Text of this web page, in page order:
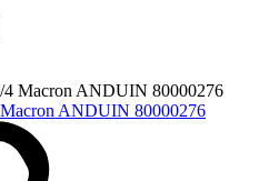
ANDUIN 80000276